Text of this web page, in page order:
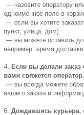
— назовите оператору
одноименное поле в
— если вы хотите
пункт, улица, дом)
— вы можете оставить
например: время
4.
Если вы делали заказ
вами свяжется оператор.
— вы всегда можете
вашего заказа и
6. Дождавшись курьера,